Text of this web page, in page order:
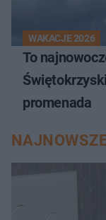
WAKACJE 2026
To
promenada